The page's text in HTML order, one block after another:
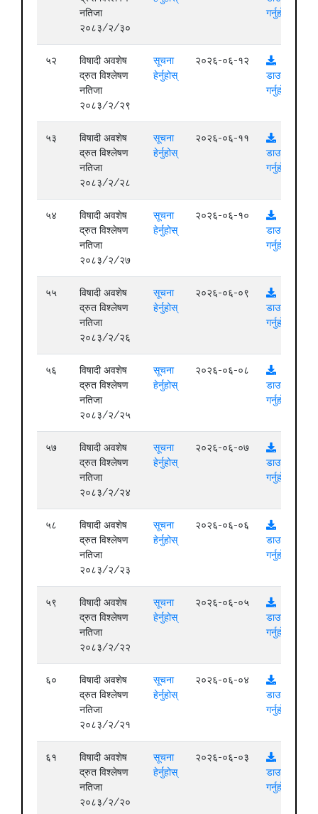
नतिजा
२०८३/२/३०
गर्नुहोस्
५२
विषादी अवशेष
द्रुत विश्लेषण
नतिजा
२०८३/२/२९
सूचना
हेर्नुहोस्
२०२६-०६-१२
डाउनलोड
गर्नुहोस्
५३
विषादी अवशेष
द्रुत विश्लेषण
नतिजा
२०८३/२/२८
सूचना
हेर्नुहोस्
२०२६-०६-११
डाउनलोड
गर्नुहोस्
५४
विषादी अवशेष
द्रुत विश्लेषण
नतिजा
२०८३/२/२७
सूचना
हेर्नुहोस्
२०२६-०६-१०
डाउनलोड
गर्नुहोस्
५५
विषादी अवशेष
द्रुत विश्लेषण
नतिजा
२०८३/२/२६
सूचना
हेर्नुहोस्
२०२६-०६-०९
डाउनलोड
गर्नुहोस्
५६
विषादी अवशेष
द्रुत विश्लेषण
नतिजा
२०८३/२/२५
सूचना
हेर्नुहोस्
२०२६-०६-०८
डाउनलोड
गर्नुहोस्
५७
विषादी अवशेष
द्रुत विश्लेषण
नतिजा
२०८३/२/२४
सूचना
हेर्नुहोस्
२०२६-०६-०७
डाउनलोड
गर्नुहोस्
५८
विषादी अवशेष
द्रुत विश्लेषण
नतिजा
२०८३/२/२३
सूचना
हेर्नुहोस्
२०२६-०६-०६
डाउनलोड
गर्नुहोस्
५९
विषादी अवशेष
द्रुत विश्लेषण
नतिजा
२०८३/२/२२
सूचना
हेर्नुहोस्
२०२६-०६-०५
डाउनलोड
गर्नुहोस्
६०
विषादी अवशेष
द्रुत विश्लेषण
नतिजा
२०८३/२/२१
सूचना
हेर्नुहोस्
२०२६-०६-०४
डाउनलोड
गर्नुहोस्
६१
विषादी अवशेष
द्रुत विश्लेषण
नतिजा
२०८३/२/२०
सूचना
हेर्नुहोस्
२०२६-०६-०३
डाउनलोड
गर्नुहोस्